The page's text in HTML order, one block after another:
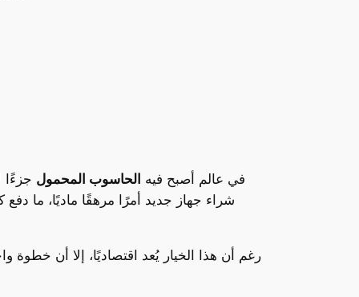
في عالم أصبح فيه الحاسوب المحمول جزءًا
شراء جهاز جديد أمرًا مرهقًا ماديًا، ما
رغم أن هذا الخيار يُعد اقتصاديًا، إلا أن